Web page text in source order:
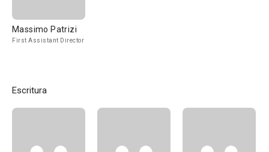
Massimo Patrizi
First Assistant Director
Escritura